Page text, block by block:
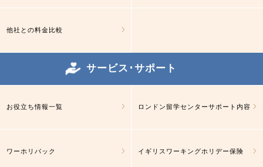
他社との料金比較
サービス･サポート
お役立ち情報一覧 ロンドン留学センターサポート内容
ワーホリパック イギリスワーキングホリデー保険